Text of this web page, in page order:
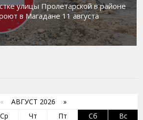
улицы Пролетарской в районе
в Магадане 11 августа
« АВГУСТ 2026 »
Ср Чт Пт Сб Вс